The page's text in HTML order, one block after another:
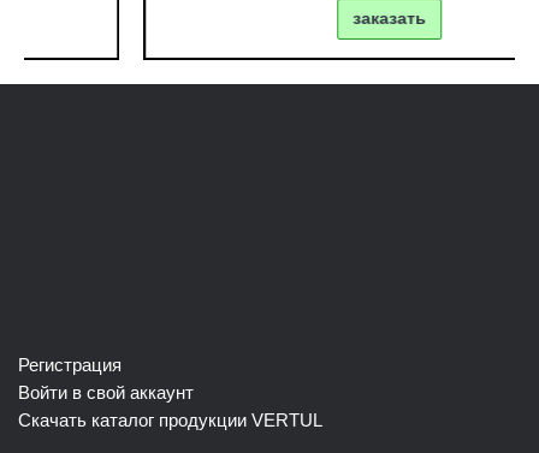
Регистрация
Войти в свой аккаунт
Скачать каталог продукции VERTUL